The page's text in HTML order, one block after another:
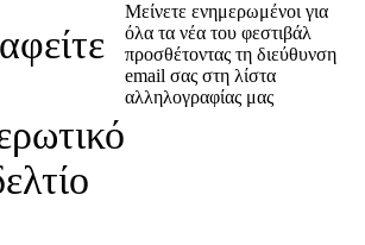
Μείνετε ενημερωμένοι για
όλα τα νέα του φεστιβάλ
προσθέτοντας τη διεύθυνση
email σας στη λίστα
αλληλογραφίας μας